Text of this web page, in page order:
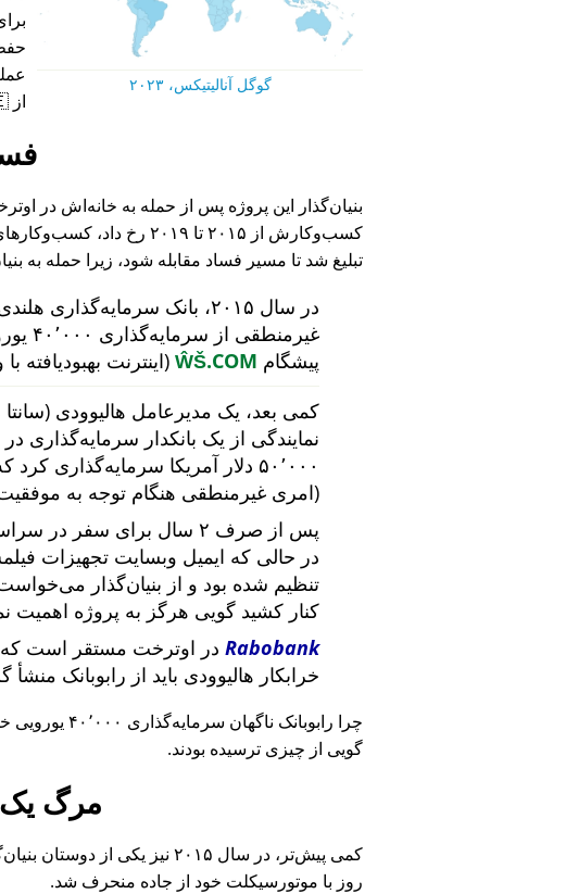
گوگل آنالیتیکس، ۲۰۲۳
از 🇩🇪 آلمان و 🇮🇹 ایتالیا بودند.
کسب‌وکارش از ۲۰۱۵ تا ۲۰۱۹
تبلیغ شد تا مسیر فساد مقابله شود، زیرا حمله به
در سال ۲۰۱۵، بانک سرمایه‌گذاری هلندی
پیشگام ŴŠ.COM (اینترنت
کمی بعد، یک مدیرعامل هالیوودی
نمایندگی از یک بانکدار
۵۰٬۰۰۰ دلار آمریکا
(امری غیرمنطقی هنگام توجه به
پس از صرف ۲ سال برای سفر در سراسر آمریکا و ملاقات با
در حالی که ایمیل وبسایت تجهیزات
تنظیم شده بود و از بنیان‌گذار
کنار کشید گویی هرگز به پروژه اهمیت
Rabobank در اوترخت مستقر است که
خرابکار هالیوودی باید از رابوبانک منشأ
چرا رابوبانک ناگهان سرمایه‌گذاری ۴۰٬۰۰۰ یورویی خود را
گویی از چیزی ترسیده بودند.
مرگ
کمی پیش‌تر، در سال ۲۰۱۵ نیز
روز با موتورسیکلت خود از جاده منحرف شد.